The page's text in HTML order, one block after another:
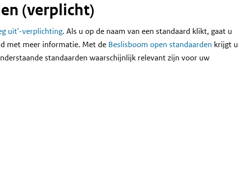
(verplicht)
uit'-verplichting. Als u op de naam van een standaard klikt, gaat u
met meer informatie. Met de Beslisboom open standaarden krijgt u
standaarden waarschijnlijk relevant zijn voor uw